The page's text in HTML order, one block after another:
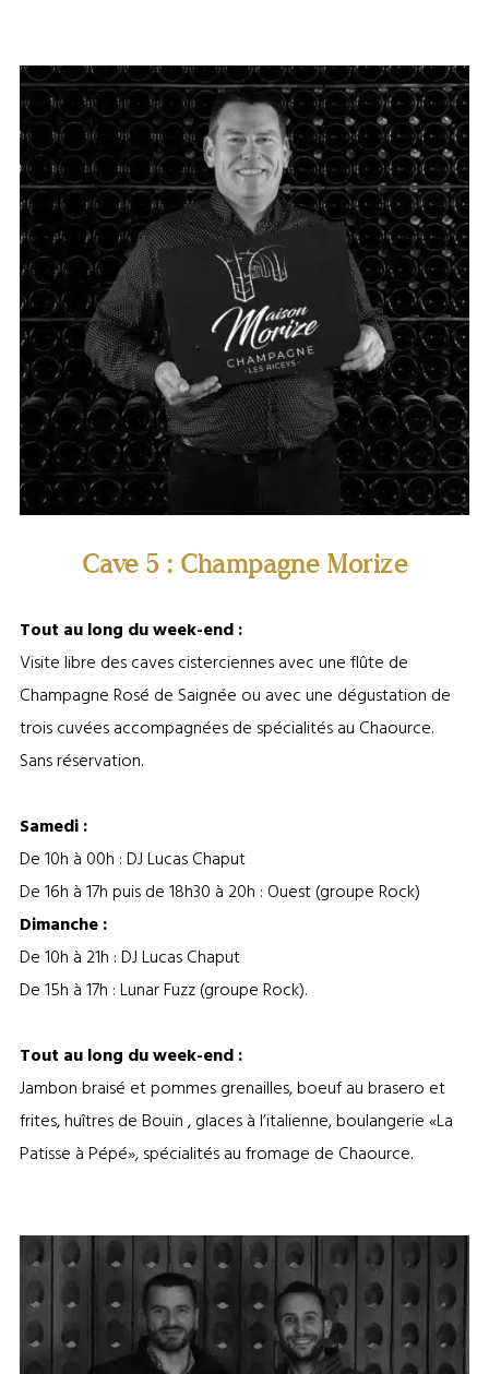
Cave 5 : Champagne Morize
Tout au long du week-end :
Visite libre des caves cisterciennes avec une flûte de
Champagne Rosé de Saignée ou avec une dégustation de
trois cuvées accompagnées de spécialités au Chaource.
Sans réservation.
Samedi :
De 10h à 00h : DJ Lucas Chaput
De 16h à 17h puis de 18h30 à 20h : Ouest (groupe Rock)
Dimanche :
De 10h à 21h : DJ Lucas Chaput
De 15h à 17h : Lunar Fuzz (groupe Rock).
Tout au long du week-end :
Jambon braisé et pommes grenailles, boeuf au brasero et
frites, huîtres de Bouin , glaces à l’italienne, boulangerie «La
Patisse à Pépé», spécialités au fromage de Chaource.